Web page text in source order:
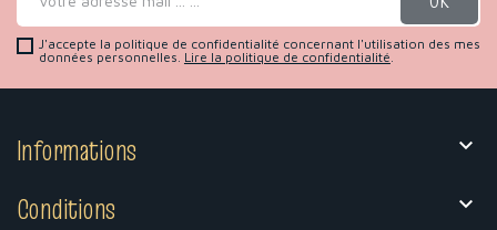
J'accepte la politique de confidentialité concernant l'utilisation des mes
données personnelles. Lire la politique de confidentialité
Informations 
Conditions 